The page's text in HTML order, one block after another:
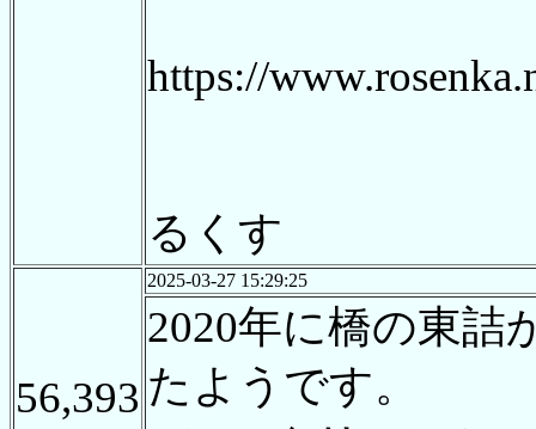
https://
るくす
56,393
2025-03-27 15:29:25
2020年に橋の東詰
たようです。